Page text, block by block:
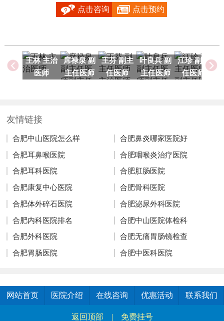
点击咨询 点击预约
王林 主治
医师
席禄泉 副
主任医师
王芬 副主
任医师
叶良兵 副
主任医师
江珍 副主
任医师
友情链接
合肥中山医院怎么样 合肥鼻炎哪家医院好
合肥耳鼻喉医院 合肥咽喉炎治疗医院
合肥耳科医院 合肥肛肠医院
合肥康复中心医院 合肥骨科医院
合肥体外碎石医院 合肥泌尿外科医院
合肥内科医院排名 合肥中山医院体检科
合肥外科医院 合肥无痛胃肠镜检查
合肥胃肠医院 合肥中医科医院
网站首页 医院介绍 在线咨询 优惠活动 联系我们
返回顶部 | 免费挂号